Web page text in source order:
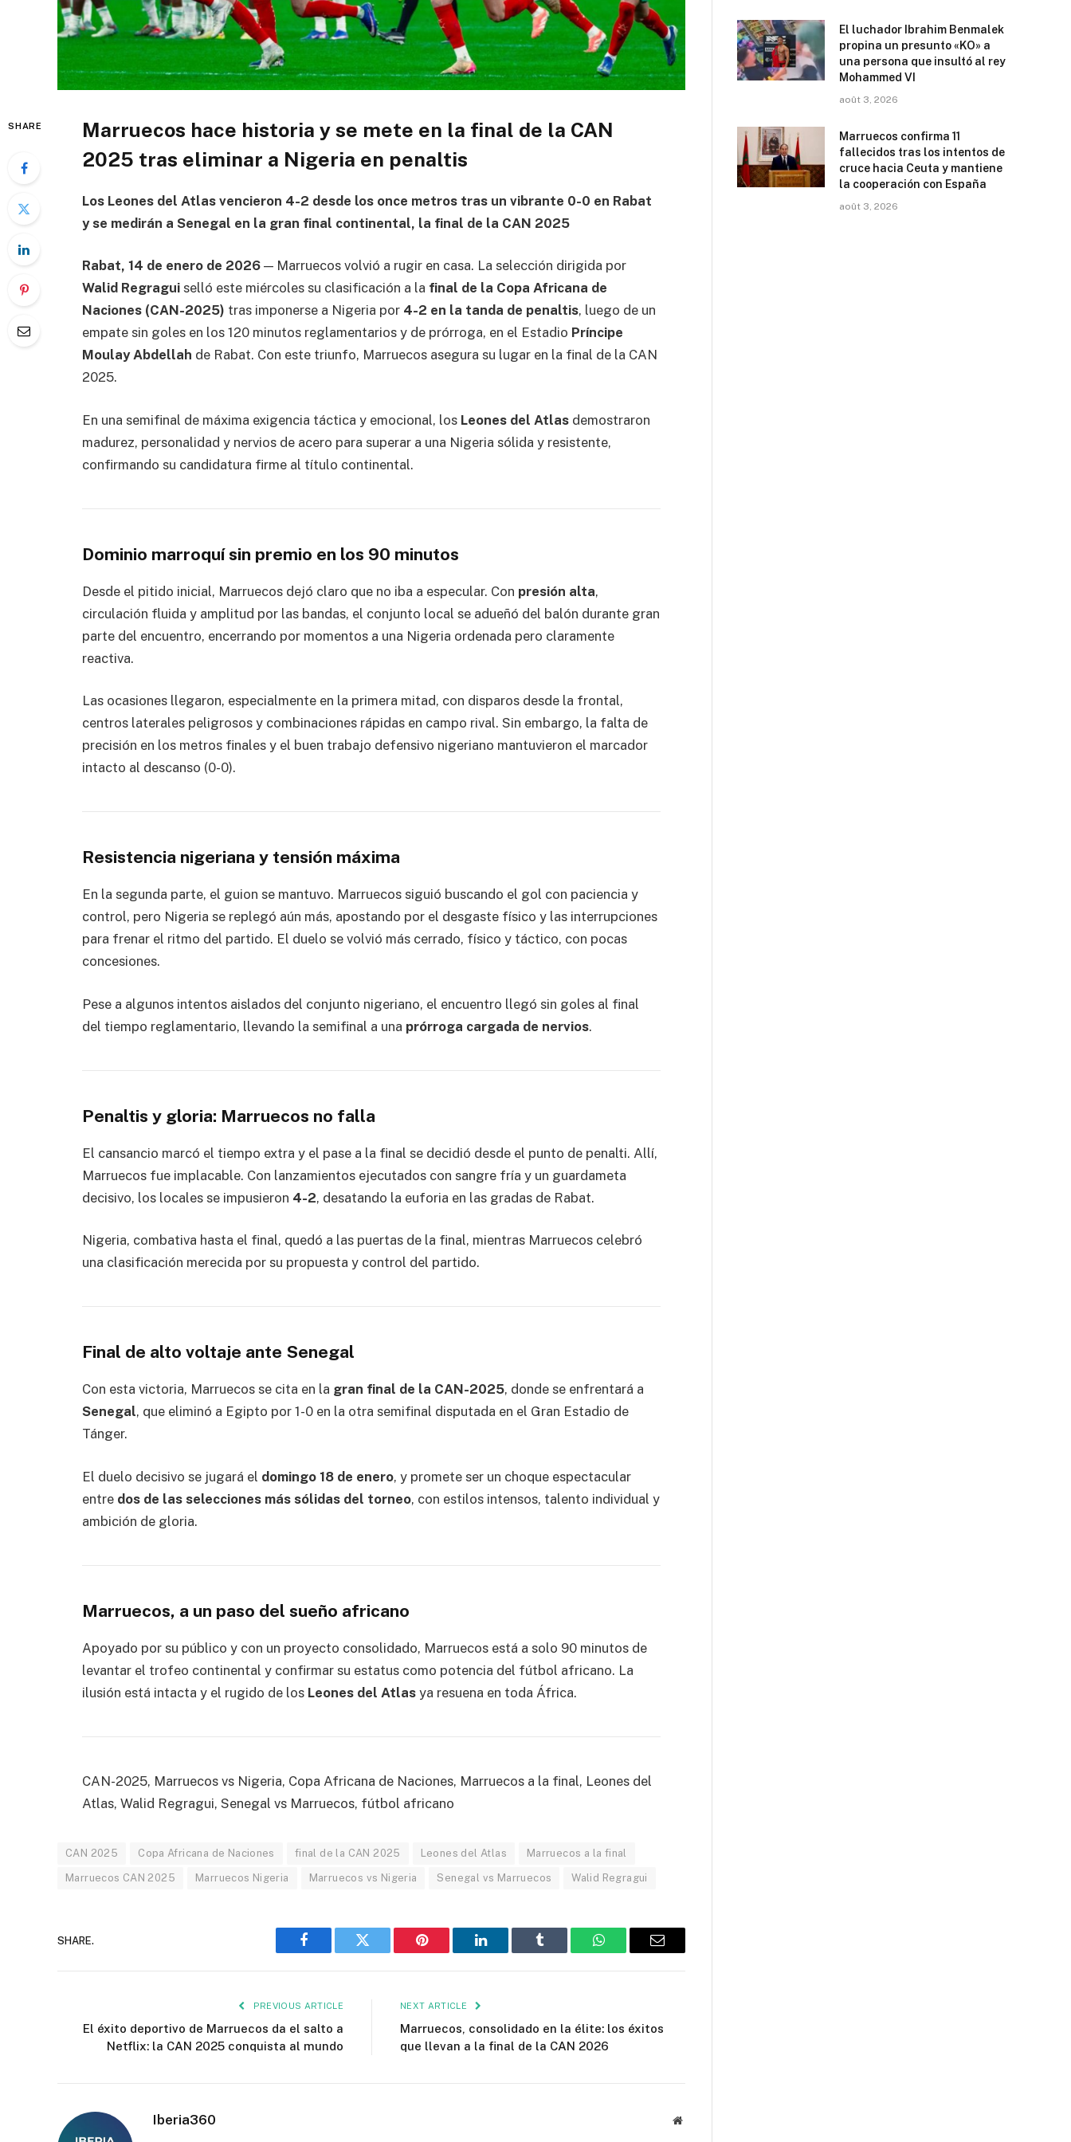
SHARE
Marruecos hace historia y se mete en la final de la CAN
2025 tras eliminar a Nigeria en penaltis
Los Leones del Atlas vencieron 4-2 desde los once metros tras un vibrante 0-0 en Rabat
y se medirán a Senegal en la gran final continental, la final de la CAN 2025
Rabat, 14 de enero de 2026 — Marruecos volvió a rugir en casa. La selección dirigida por
Walid Regragui selló este miércoles su clasificación a la final de la Copa Africana de
Naciones (CAN-2025) tras imponerse a Nigeria por 4-2 en la tanda de penaltis, luego de un
empate sin goles en los 120 minutos reglamentarios y de prórroga, en el Estadio Príncipe
Moulay Abdellah de Rabat. Con este triunfo, Marruecos asegura su lugar en la final de la CAN
2025.
En una semifinal de máxima exigencia táctica y emocional, los Leones del Atlas demostraron
madurez, personalidad y nervios de acero para superar a una Nigeria sólida y resistente,
confirmando su candidatura firme al título continental.
Dominio marroquí sin premio en los 90 minutos
Desde el pitido inicial, Marruecos dejó claro que no iba a especular. Con presión alta,
circulación fluida y amplitud por las bandas, el conjunto local se adueñó del balón durante gran
parte del encuentro, encerrando por momentos a una Nigeria ordenada pero claramente
reactiva.
Las ocasiones llegaron, especialmente en la primera mitad, con disparos desde la frontal,
centros laterales peligrosos y combinaciones rápidas en campo rival. Sin embargo, la falta de
precisión en los metros finales y el buen trabajo defensivo nigeriano mantuvieron el marcador
intacto al descanso (0-0).
Resistencia nigeriana y tensión máxima
En la segunda parte, el guion se mantuvo. Marruecos siguió buscando el gol con paciencia y
control, pero Nigeria se replegó aún más, apostando por el desgaste físico y las interrupciones
para frenar el ritmo del partido. El duelo se volvió más cerrado, físico y táctico, con pocas
concesiones.
Pese a algunos intentos aislados del conjunto nigeriano, el encuentro llegó sin goles al final
del tiempo reglamentario, llevando la semifinal a una prórroga cargada de nervios.
Penaltis y gloria: Marruecos no falla
El cansancio marcó el tiempo extra y el pase a la final se decidió desde el punto de penalti. Allí,
Marruecos fue implacable. Con lanzamientos ejecutados con sangre fría y un guardameta
decisivo, los locales se impusieron 4-2, desatando la euforia en las gradas de Rabat.
Nigeria, combativa hasta el final, quedó a las puertas de la final, mientras Marruecos celebró
una clasificación merecida por su propuesta y control del partido.
Final de alto voltaje ante Senegal
Con esta victoria, Marruecos se cita en la gran final de la CAN-2025, donde se enfrentará a
Senegal, que eliminó a Egipto por 1-0 en la otra semifinal disputada en el Gran Estadio de
Tánger.
El duelo decisivo se jugará el domingo 18 de enero, y promete ser un choque espectacular
entre dos de las selecciones más sólidas del torneo, con estilos intensos, talento individual y
ambición de gloria.
Marruecos, a un paso del sueño africano
Apoyado por su público y con un proyecto consolidado, Marruecos está a solo 90 minutos de
levantar el trofeo continental y confirmar su estatus como potencia del fútbol africano. La
ilusión está intacta y el rugido de los Leones del Atlas ya resuena en toda África.
CAN-2025, Marruecos vs Nigeria, Copa Africana de Naciones, Marruecos a la final, Leones del
Atlas, Walid Regragui, Senegal vs Marruecos, fútbol africano
CAN 2025 Copa Africana de Naciones final de la CAN 2025 Leones del Atlas Marruecos a la final
Marruecos CAN 2025 Marruecos Nigeria Marruecos vs Nigeria Senegal vs Marruecos Walid Regragui
SHARE.
Facebook Twitter Pinterest LinkedIn Tumblr WhatsAppEmail
PREVIOUS ARTICLE
El éxito deportivo de Marruecos da el salto a
Netflix: la CAN 2025 conquista al mundo
NEXT ARTICLE
Marruecos, consolidado en la élite: los éxitos
que llevan a la final de la CAN 2026
Iberia360 Website
El luchador Ibrahim Benmalek
propina un presunto «KO» a
una persona que insultó al rey
Mohammed VI
août 3, 2026
Marruecos confirma 11
fallecidos tras los intentos de
cruce hacia Ceuta y mantiene
la cooperación con España
août 3, 2026